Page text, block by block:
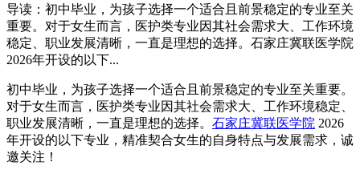
导读：初中毕业，为孩子选择一个适合且前景稳定的专业至关
重要。对于女生而言，医护类专业因其社会需求大、工作环境
稳定、职业发展清晰，一直是理想的选择。石家庄冀联医学院
2026年开设的以下...
初中毕业，为孩子选择一个适合且前景稳定的专业至关重要。
对于女生而言，医护类专业因其社会需求大、工作环境稳定、
职业发展清晰，一直是理想的选择。 石家庄冀联医学院 2026
年开设的以下专业，精准契合女生的自身特点与发展需求，诚
邀关注！